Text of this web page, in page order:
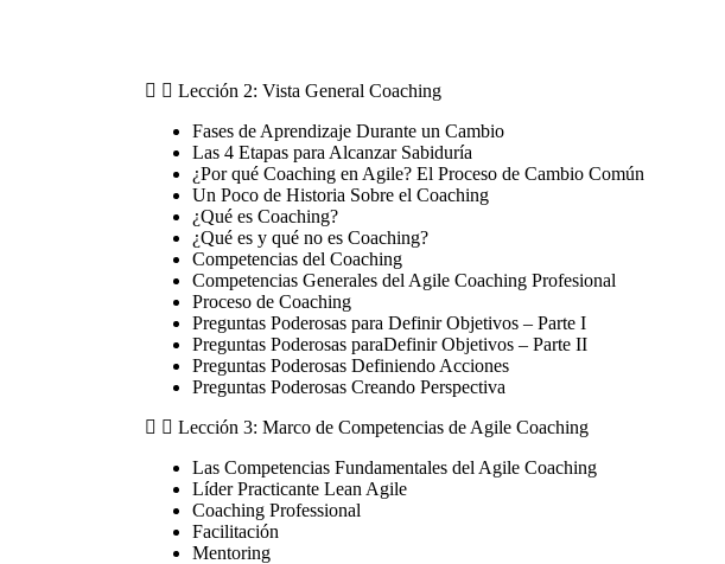
Lección 2: Vista General Coaching
Fases de Aprendizaje Durante un Cambio
Las 4 Etapas para Alcanzar Sabiduría
¿Por qué Coaching en Agile? El Proceso de Cambio Común
Un Poco de Historia Sobre el Coaching
¿Qué es Coaching?
¿Qué es y qué no es Coaching?
Competencias del Coaching
Competencias Generales del Agile Coaching Profesional
Proceso de Coaching
Preguntas Poderosas para Definir Objetivos – Parte I
Preguntas Poderosas paraDefinir Objetivos – Parte II
Preguntas Poderosas Definiendo Acciones
Preguntas Poderosas Creando Perspectiva
Lección 3: Marco de Competencias de Agile Coaching
Las Competencias Fundamentales del Agile Coaching
Líder Practicante Lean Agile
Coaching Professional
Facilitación
Mentoring